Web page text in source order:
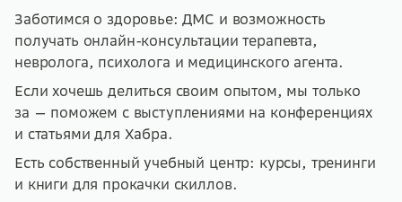
Заботимся о здоровье: ДМС и возможность
получать онлайн-консультации терапевта,
невролога, психолога и медицинского агента.
Если хочешь делиться своим опытом, мы только
за — поможем с выступлениями на конференциях
и статьями для Хабра.
Есть собственный учебный центр: курсы, тренинги
и книги для прокачки скиллов.